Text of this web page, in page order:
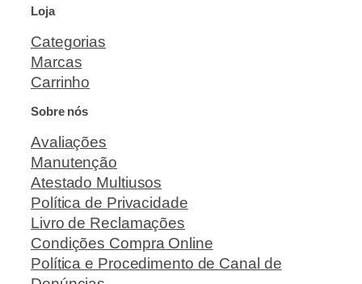
Loja
Categorias
Marcas
Carrinho
Sobre nós
Avaliações
Manutenção
Atestado Multiusos
Política de Privacidade
Livro de Reclamações
Condições Compra Online
Política e Procedimento de Canal de